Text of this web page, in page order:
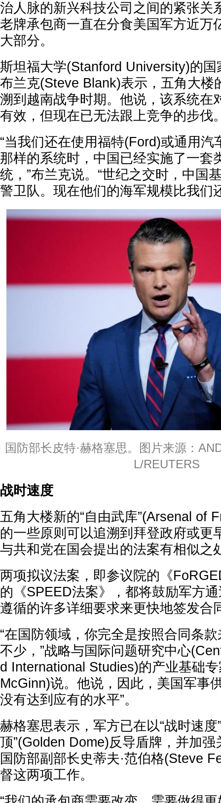
治人脉的新兴科技公司之间的紧张关
老牌承包商一直在分食美国军方近万
大部分。
斯坦福大学(Stanford University)的国
布兰克(Steve Blank)表示，五角大楼
溯到越南战争时期。他说，该系统在
有效，但现在已无法跟上竞争的步伐
“当我们还在使用福特(Ford)或通用汽
那样的系统时，中国已经实施了一套
统，”布兰克说。“世纪之交时，中国
警卫队。现在他们的海军规模比我们
国防部长皮特·赫格塞思。图片来源：
L/REUTERS
战时速度
五角大楼新的“自由武库”(Arsenal of
的一些原则可以追溯到拜登政府或更
与共和党在国会提出的法案有相似之
两项拟议法案，即参议院的《
的《SPEED法案》，都将鼓励军方
遵循的许多详细要求来更快地签发合
“在国防领域，你完全是按照合同条
不少，”战略与国际问题研究中心
d International Studies)的产业基础
McGinn)说。他说，因此，美国军事
没有达到应有的水平”。
赫格塞思表示，军方已在以“战时速度
顶”(Golden Dome)反导盾牌，并加
国防部副部长史蒂夫·范伯格(Steve
督这两项工作。